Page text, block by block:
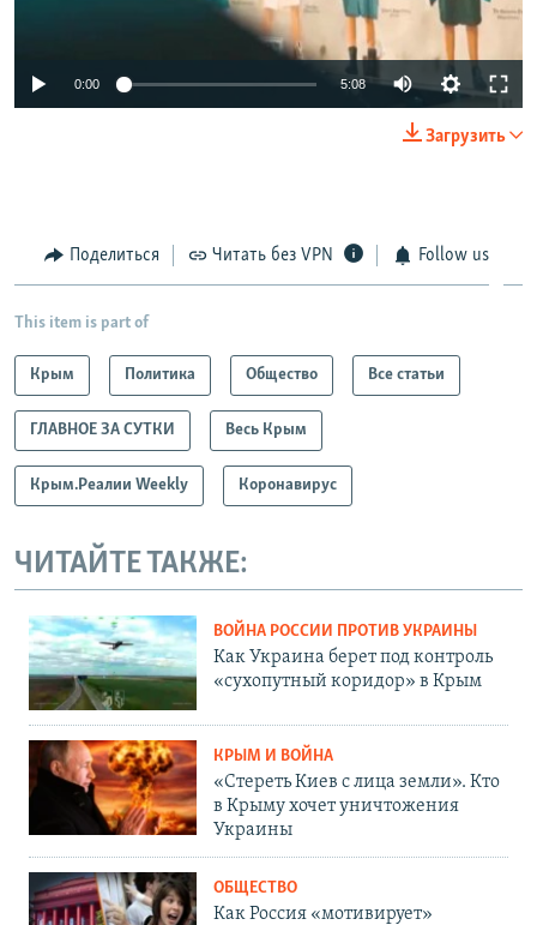
1080p
0:00 5:08
270p
1080p
Загрузить
Поделиться Читать без VPN Follow us
This item is part of
Крым Политика Общество Все статьи
ГЛАВНОЕ ЗА СУТКИ Весь Крым
Крым.Реалии Weekly Коронавирус
ЧИТАЙТЕ ТАКЖЕ:
ВОЙНА РОССИИ ПРОТИВ УКРАИНЫ
Как Украина берет под контроль
«сухопутный коридор» в Крым
КРЫМ И ВОЙНА
«Стереть Киев с лица земли». Кто
в Крыму хочет уничтожения
Украины
ОБЩЕСТВО
Как Россия «мотивирует»